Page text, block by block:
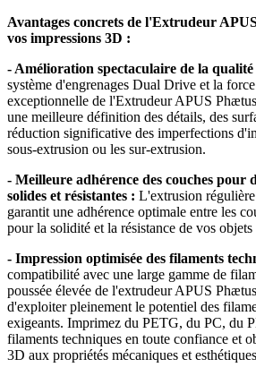
Avantages concrets de l'Extrudeur
vos impressions 3D :
- Amélioration spectaculaire de la
système d'engrenages Dual Drive et la
exceptionnelle de l'Extrudeur APUS
une meilleure définition des détails, des
réduction significative des imperfections
sous-extrusion ou les sur-extrusion.
- Meilleure adhérence des couches pour
solides et résistantes : L'extrusion
garantit une adhérence optimale entre les
pour la solidité et la résistance de vos
- Impression optimisée des filaments
compatibilité avec une large gamme de
poussée élevée de l'extrudeur APUS
d'exploiter pleinement le potentiel des
exigeants. Imprimez du PETG, du PC, du
filaments techniques en toute confiance et
3D aux propriétés mécaniques et